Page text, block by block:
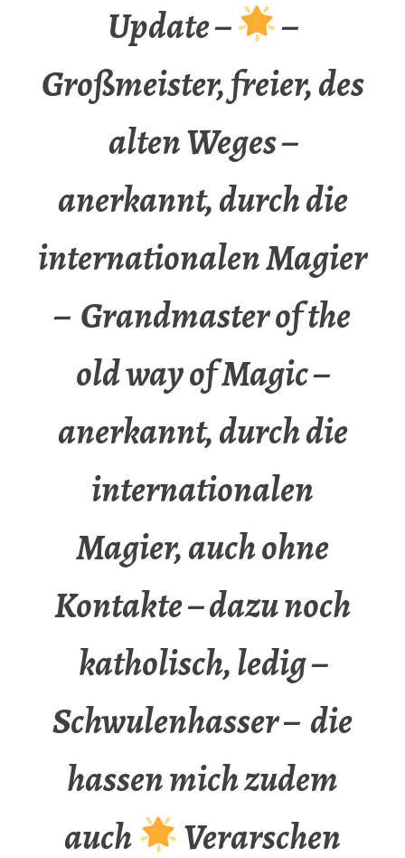
Update –
–
Großmeister, freier, des
alten Weges –
anerkannt, durch die
internationalen Magier
– Grandmaster of the
old way of Magic –
anerkannt, durch die
internationalen
Magier, auch ohne
Kontakte – dazu noch
katholisch, ledig –
Schwulenhasser – die
hassen mich zudem
auch
Verarschen